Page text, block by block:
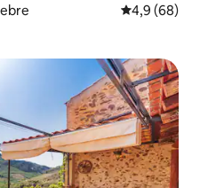
Μέση
4,9 (68)